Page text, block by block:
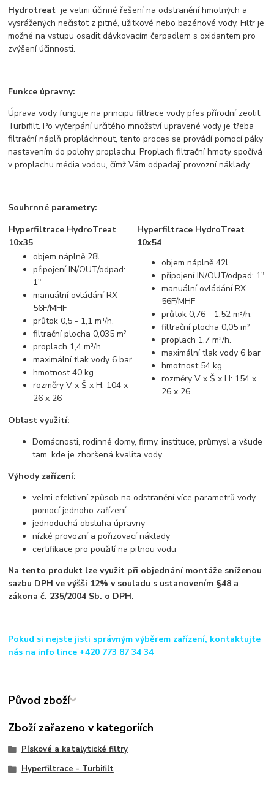
Hydrotreat je velmi účinné řešení na odstranění hmotných a
vysrážených nečistot z pitné, užitkové nebo bazénové vody. Filtr je
možné na vstupu osadit dávkovacím čerpadlem s oxidantem pro
zvýšení účinnosti.
Funkce úpravny:
Úprava vody funguje na principu filtrace vody přes přírodní zeolit
Turbifilt. Po vyčerpání určitého množství upravené vody je třeba
filtrační náplň propláchnout, tento proces se provádí pomocí páky
nastavením do polohy proplachu. Proplach filtrační hmoty spočívá
v proplachu média vodou, čímž Vám odpadají provozní náklady.
Souhrnné parametry:
Hyperfiltrace HydroTreat
10x35
Hyperfiltrace HydroTreat
10x54
objem náplně 28l.
připojení IN/OUT/odpad:
1"
manuální ovládání RX-
56F/MHF
průtok 0,5 - 1,1 m³/h.
filtrační plocha 0,035 m²
proplach 1,4 m³/h.
maximální tlak vody 6 bar
hmotnost 40 kg
rozměry V x Š x H: 104 x
26 x 26
objem náplně 42l.
připojení IN/OUT/odpad: 1"
manuální ovládání RX-
56F/MHF
průtok 0,76 - 1,52 m³/h.
filtrační plocha 0,05 m²
proplach 1,7 m³/h.
maximální tlak vody 6 bar
hmotnost 54 kg
rozměry V x Š x H: 154 x
26 x 26
Oblast využití:
Domácnosti, rodinné domy, firmy, instituce, průmysl a všude
tam, kde je zhoršená kvalita vody.
Výhody zařízení:
velmi efektivní způsob na odstranění více parametrů vody
pomocí jednoho zařízení
jednoduchá obsluha úpravny
nízké provozní a pořizovací náklady
certifikace pro použití na pitnou vodu
Na tento produkt lze využít při objednání montáže sníženou
sazbu DPH ve výšši 12% v souladu s ustanovením §48 a
zákona č. 235/2004 Sb. o DPH.
Pokud si nejste jisti správným výběrem zařízení, kontaktujte
nás na info lince +420 773 87 34 34
Původ zboží
Zboží zařazeno v kategoriích
Pískové a katalytické filtry
Hyperfiltrace - Turbifilt